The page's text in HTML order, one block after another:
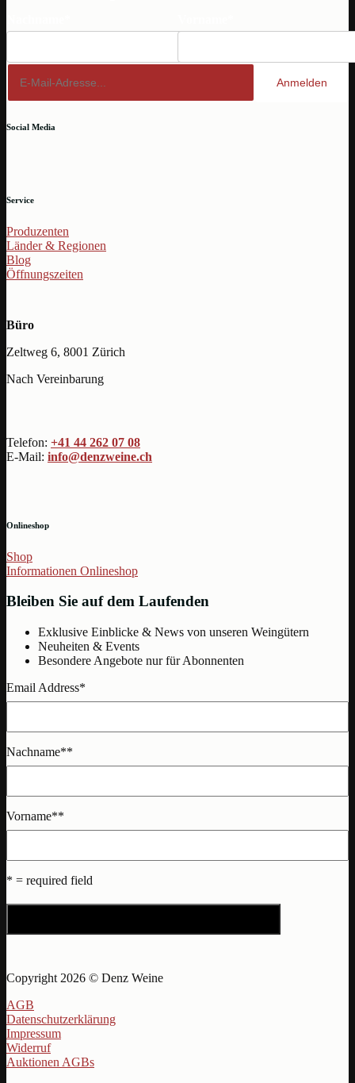
Anmelden
Social Media
Service
Produzenten
Länder & Regionen
Blog
Öffnungszeiten
Büro
Zeltweg 6, 8001 Zürich
Nach Vereinbarung
Telefon: +41 44 262 07 08
E-Mail: info@denzweine.ch
Onlineshop
Shop
Informationen Onlineshop
Bleiben Sie auf dem Laufenden
Exklusive Einblicke & News von unseren Weingütern
Neuheiten & Events
Besondere Angebote nur für Abonnenten
Email Address*
Nachname**
Vorname**
* = required field
Copyright 2026 © Denz Weine
AGB
Datenschutzerklärung
Impressum
Widerruf
Auktionen AGBs